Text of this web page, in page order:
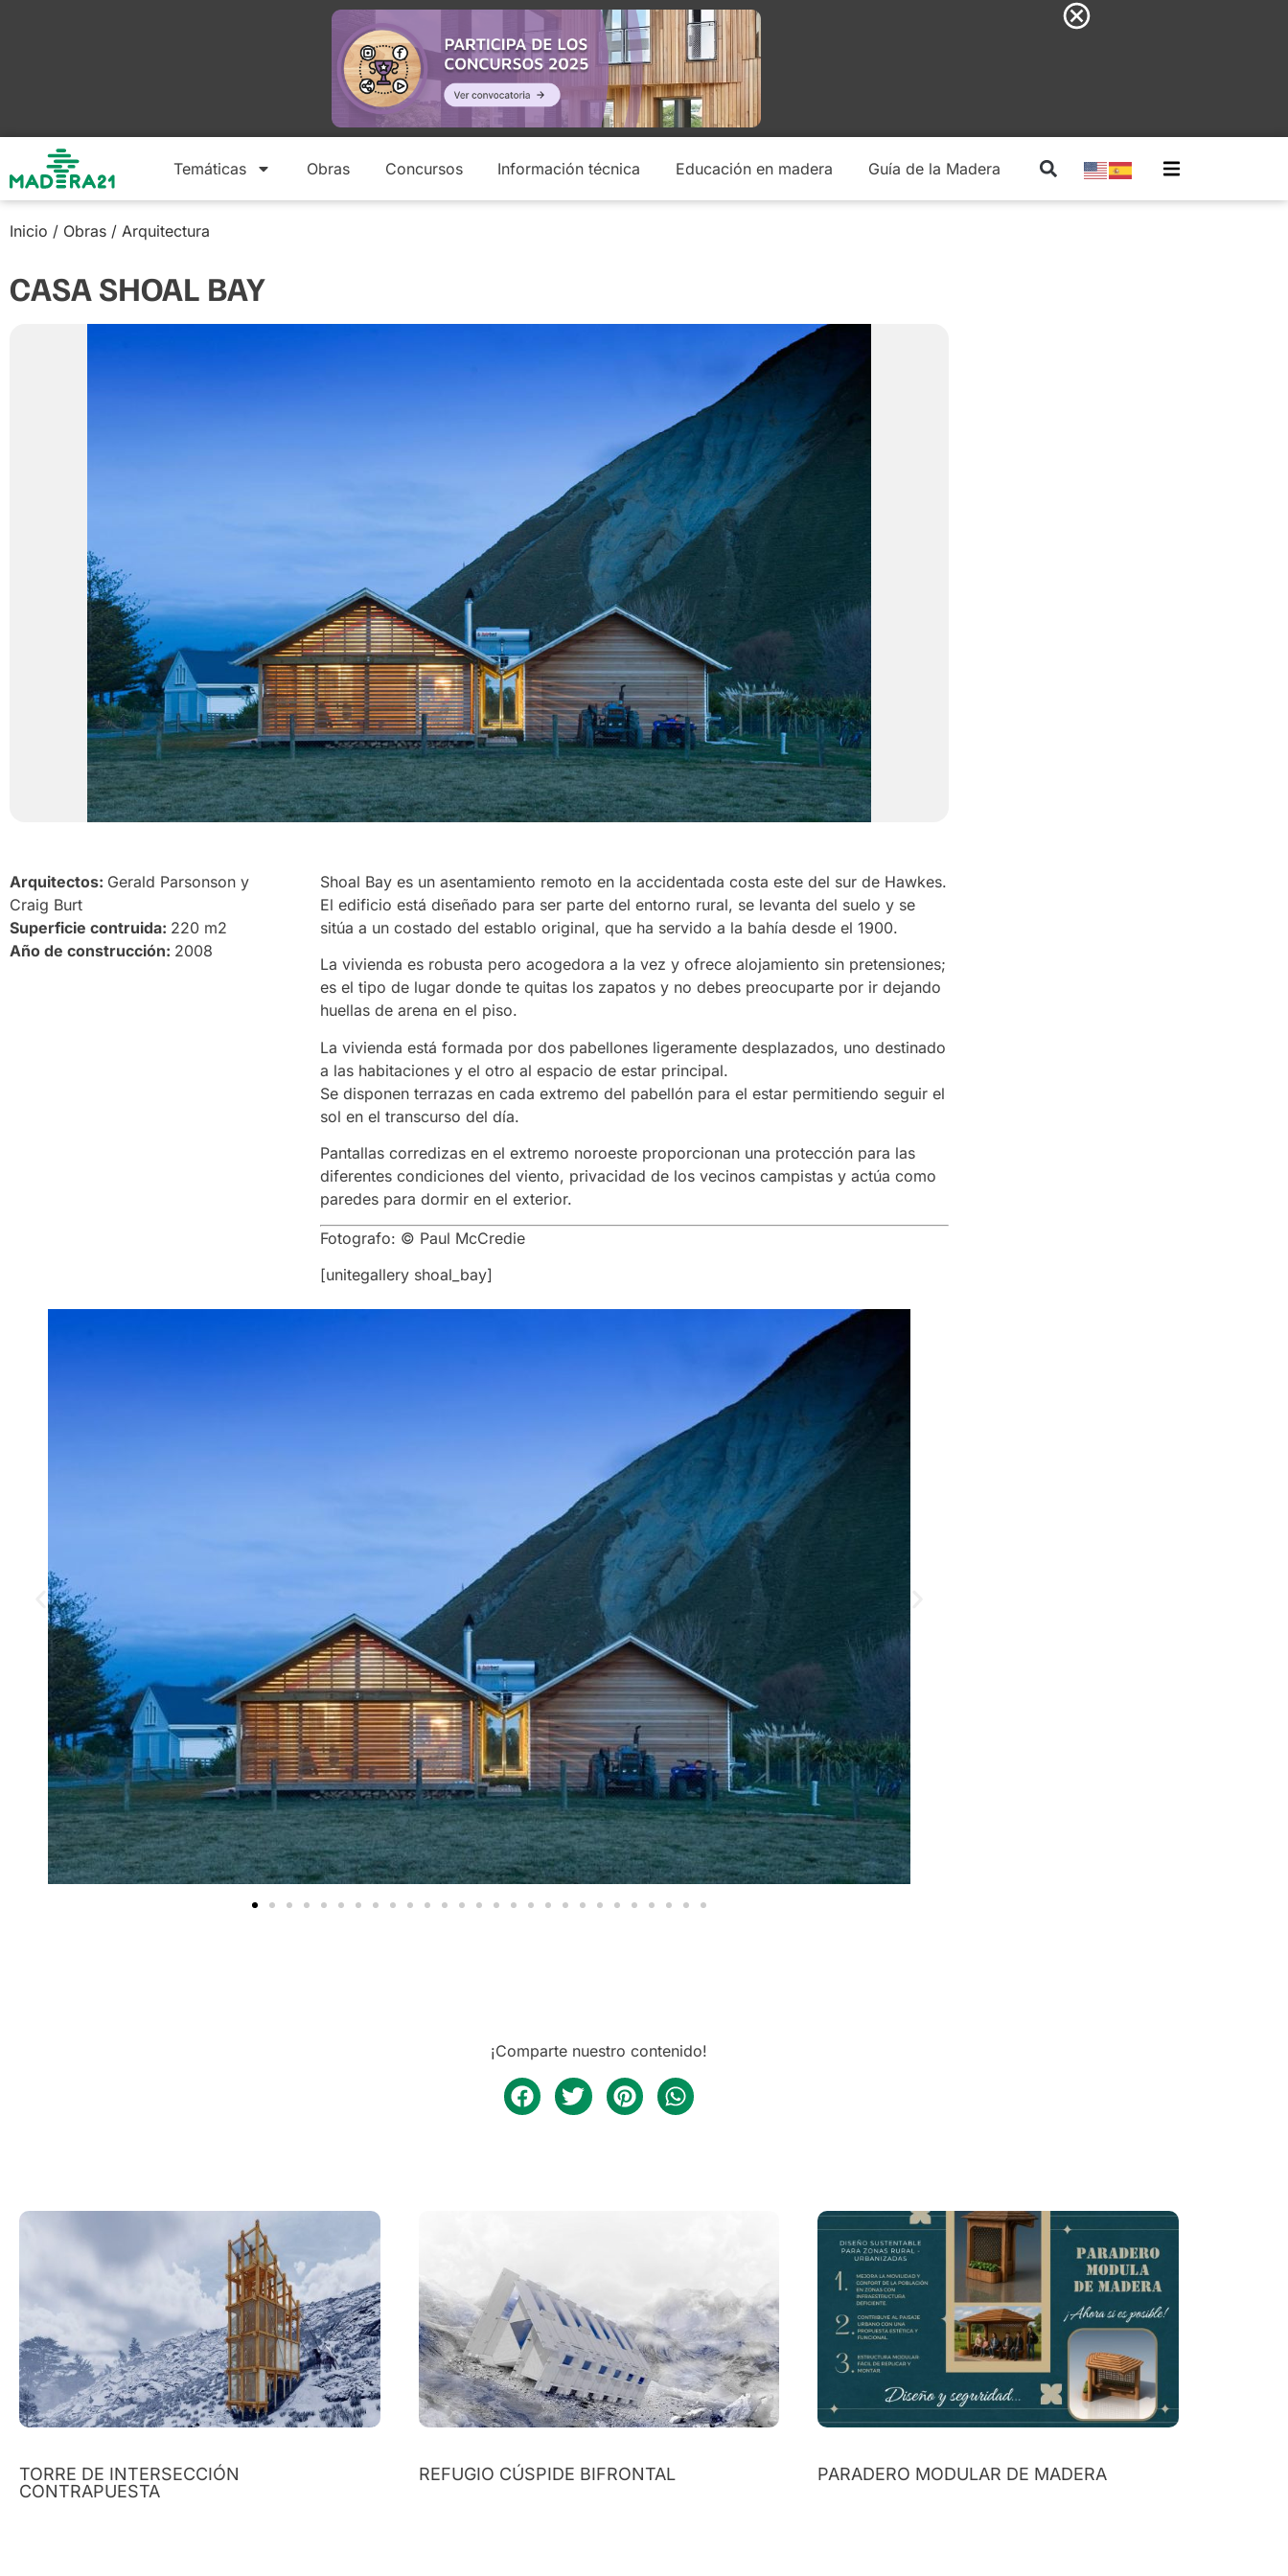
Temáticas Obras Concursos Información técnica Educación en madera Guía de la Madera
Inicio / Obras / Arquitectura
CASA SHOAL BAY
Arquitectos: Gerald Parsonson y
Craig Burt
Superficie contruida: 220 m2
Año de construcción: 2008
Shoal Bay es un asentamiento remoto en la accidentada costa este del sur de Hawkes.
El edificio está diseñado para ser parte del entorno rural, se levanta del suelo y se
sitúa a un costado del establo original, que ha servido a la bahía desde el 1900.
La vivienda es robusta pero acogedora a la vez y ofrece alojamiento sin pretensiones;
es el tipo de lugar donde te quitas los zapatos y no debes preocuparte por ir dejando
huellas de arena en el piso.
La vivienda está formada por dos pabellones ligeramente desplazados, uno destinado
a las habitaciones y el otro al espacio de estar principal.
Se disponen terrazas en cada extremo del pabellón para el estar permitiendo seguir el
sol en el transcurso del día.
Pantallas corredizas en el extremo noroeste proporcionan una protección para las
diferentes condiciones del viento, privacidad de los vecinos campistas y actúa como
paredes para dormir en el exterior.
Fotografo: © Paul McCredie
[unitegallery shoal_bay]
¡Comparte nuestro contenido!
TORRE DE INTERSECCIÓN
CONTRAPUESTA
REFUGIO CÚSPIDE BIFRONTAL PARADERO MODULAR DE MADERA